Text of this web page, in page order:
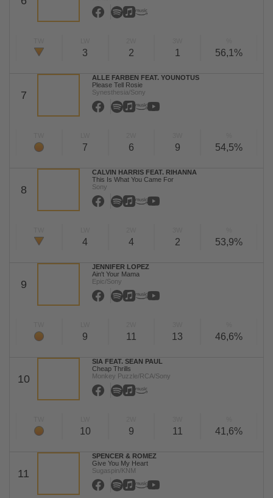
3 2 1 56,1%
7
ALLE FARBEN FEAT. YOUNOTUS
Please Tell Rosie
Synesthesia/Sony
7 6 9 54,5%
8
CALVIN HARRIS FEAT. RIHANNA
This Is What You Came For
Sony
4 4 2 53,9%
9
JENNIFER LOPEZ
Ain't Your Mama
Epic/Sony
9 11 13 46,6%
10
SIA FEAT. SEAN PAUL
Cheap Thrills
Monkey Puzzle/RCA/Sony
10 9 11 41,6%
11
SPENCER & ROMEZ
Give You My Heart
Sugaspin/KNM